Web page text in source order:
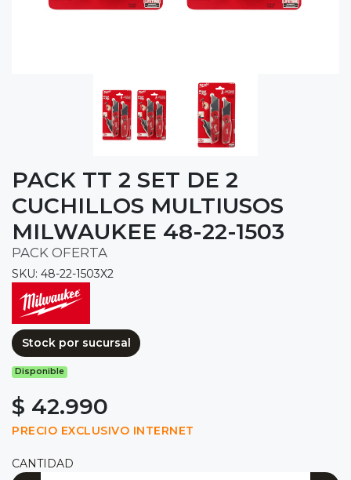
PACK TT 2 SET DE 2
CUCHILLOS MULTIUSOS
MILWAUKEE 48-22-1503
PACK OFERTA
SKU: 48-22-1503X2
Stock por sucursal
Disponible
$ 42.990
PRECIO EXCLUSIVO INTERNET
CANTIDAD